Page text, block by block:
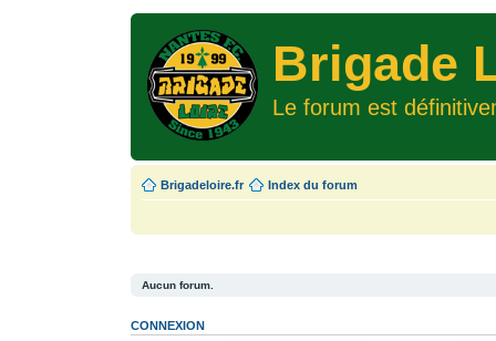
Brigade
Le forum est
Brigadeloire.fr Index du forum
Aucun forum.
CONNEXION